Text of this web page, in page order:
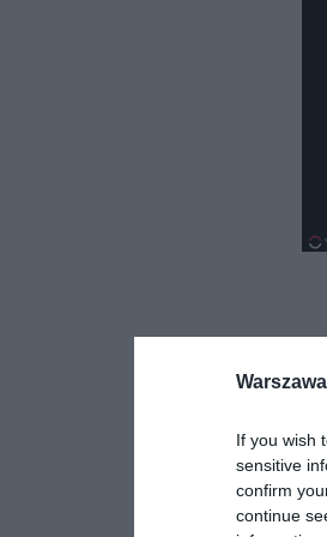
If you wish
sensitive
confirm
continue